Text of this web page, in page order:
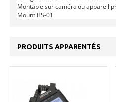
Montable sur caméra ou appareil
Mount HS-01
PRODUITS APPARENTÉS